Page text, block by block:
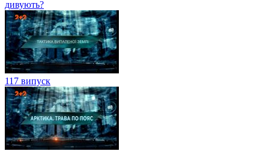
дивують?
117 випуск